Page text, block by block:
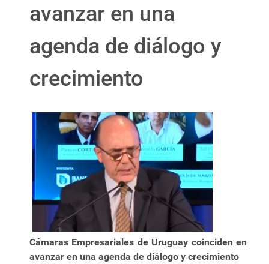
avanzar en una
agenda de diálogo y
crecimiento
Cámaras Empresariales de Uruguay coinciden en
avanzar en una agenda de diálogo y crecimiento